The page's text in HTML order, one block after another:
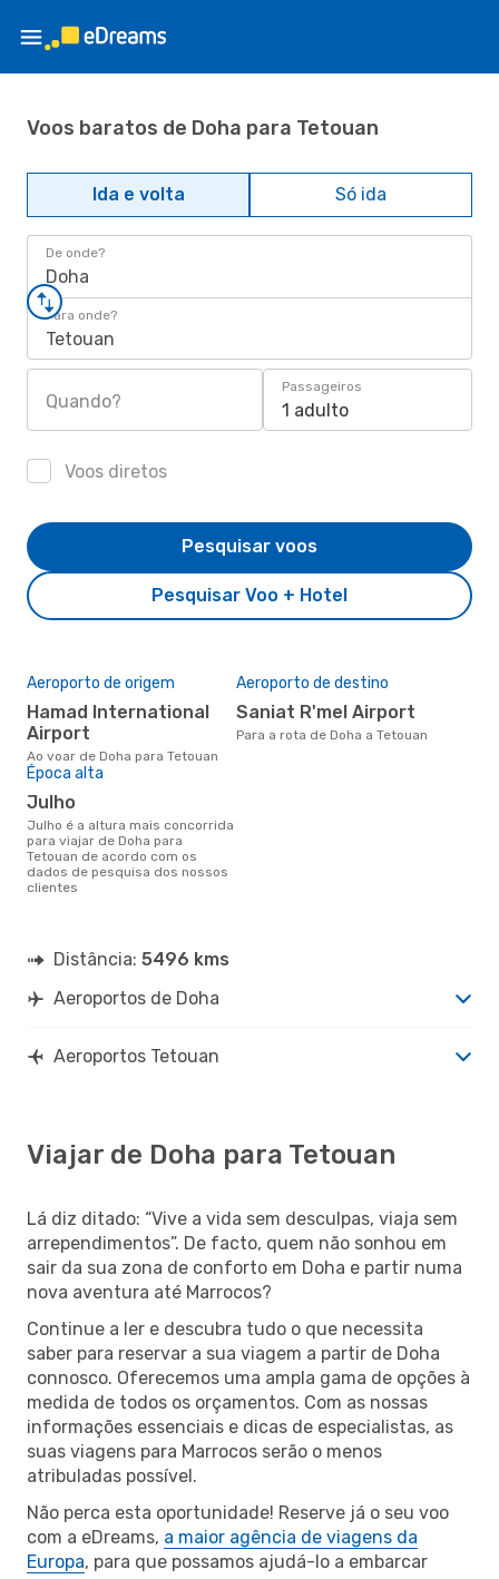
Voos baratos de Doha para Tetouan
Ida e volta Só ida
De onde?
Doha
Para onde?
Tetouan
Quando?
Passageiros
1 adulto
Voos diretos
Pesquisar Voo + Hotel
Pesquisar voos
Aeroporto de origem
Hamad International
Airport
Ao voar de Doha para Tetouan
Aeroporto de destino
Saniat R'mel Airport
Para a rota de Doha a Tetouan
Época alta
julho
julho é a altura mais concorrida
para viajar de Doha para
Tetouan de acordo com os
dados de pesquisa dos nossos
clientes
Distância: 5496 kms
Aeroportos de Doha
Aeroportos Tetouan
Viajar de Doha para Tetouan
Lá diz ditado: “Vive a vida sem desculpas, viaja sem
arrependimentos”. De facto, quem não sonhou em
sair da sua zona de conforto em Doha e partir numa
nova aventura até Marrocos?
Continue a ler e descubra tudo o que necessita
saber para reservar a sua viagem a partir de Doha
connosco. Oferecemos uma ampla gama de opções à
medida de todos os orçamentos. Com as nossas
informações essenciais e dicas de especialistas, as
suas viagens para Marrocos serão o menos
atribuladas possível.
Não perca esta oportunidade! Reserve já o seu voo
com a eDreams, a maior agência de viagens da
Europa, para que possamos ajudá-lo a embarcar